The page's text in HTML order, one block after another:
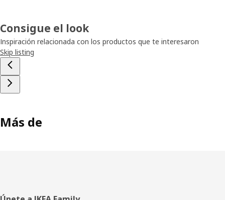
Consigue el look
Inspiración relacionada con los productos que te interesaron
Skip listing
Más de